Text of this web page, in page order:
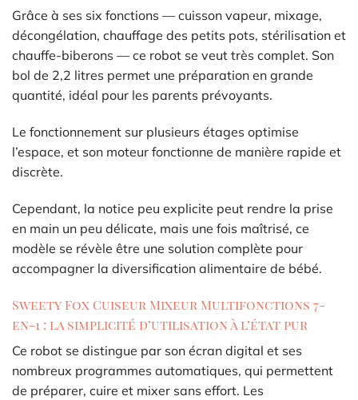
Grâce à ses six fonctions — cuisson vapeur, mixage,
décongélation, chauffage des petits pots, stérilisation et
chauffe-biberons — ce robot se veut très complet. Son
bol de 2,2 litres permet une préparation en grande
quantité, idéal pour les parents prévoyants.
Le fonctionnement sur plusieurs étages optimise
l’espace, et son moteur fonctionne de manière rapide et
discrète.
Cependant, la notice peu explicite peut rendre la prise
en main un peu délicate, mais une fois maîtrisé, ce
modèle se révèle être une solution complète pour
accompagner la diversification alimentaire de bébé.
Sweety Fox Cuiseur Mixeur Multifonctions 7-
en-1 : la simplicité d’utilisation à l’état pur
Ce robot se distingue par son écran digital et ses
nombreux programmes automatiques, qui permettent
de préparer, cuire et mixer sans effort. Les